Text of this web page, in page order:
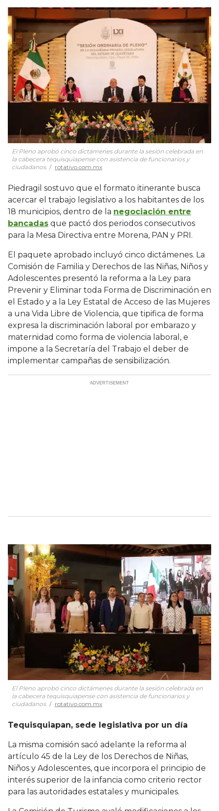
El Pleno aprobó cinco dictámenes durante la sesión celebrada en
la cabecera tequisquiapense con asistencia de funcionarios y
ciudadanos.
rotativo.com.mx
Piedragil sostuvo que el formato itinerante busca
acercar el trabajo legislativo a los habitantes de los
18 municipios, dentro de la negociación entre
bancadas que pactó dos periodos consecutivos
para la Mesa Directiva entre Morena, PAN y PRI.
El paquete aprobado incluyó cinco dictámenes. La
Comisión de Familia y Derechos de las Niñas, Niños y
Adolescentes presentó la reforma a la Ley para
Prevenir y Eliminar toda Forma de Discriminación en
el Estado y a la Ley Estatal de Acceso de las Mujeres
a una Vida Libre de Violencia, que tipifica de forma
expresa la discriminación laboral por embarazo y
maternidad como forma de violencia laboral, e
impone a la Secretaría del Trabajo el deber de
implementar campañas de sensibilización.
El Pleno aprobó cinco dictámenes durante la sesión celebrada en
la cabecera tequisquiapense con asistencia de funcionarios y
ciudadanos.
rotativo.com.mx
Tequisquiapan, sede legislativa por un día
La misma comisión sacó adelante la reforma al
artículo 45 de la Ley de los Derechos de Niñas,
Niños y Adolescentes, que incorpora el principio de
interés superior de la infancia como criterio rector
para las autoridades estatales y municipales.